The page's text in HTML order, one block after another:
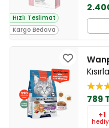
Hızlı Teslimat
Kargo Bedava
789
+1